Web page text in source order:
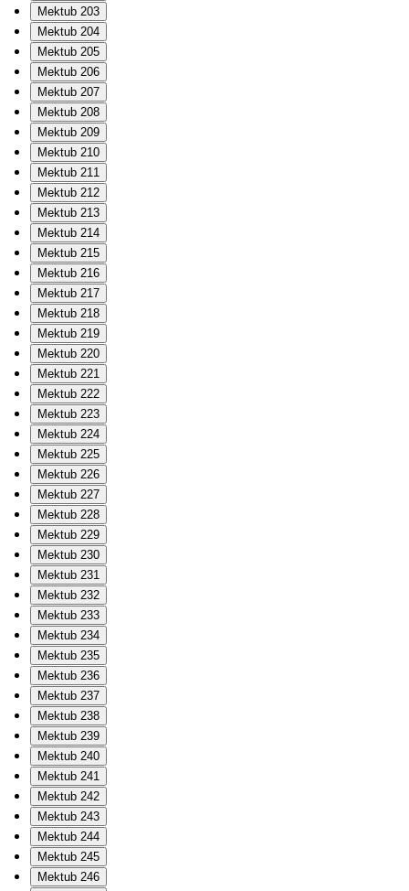
Mektub 203
Mektub 204
Mektub 205
Mektub 206
Mektub 207
Mektub 208
Mektub 209
Mektub 210
Mektub 211
Mektub 212
Mektub 213
Mektub 214
Mektub 215
Mektub 216
Mektub 217
Mektub 218
Mektub 219
Mektub 220
Mektub 221
Mektub 222
Mektub 223
Mektub 224
Mektub 225
Mektub 226
Mektub 227
Mektub 228
Mektub 229
Mektub 230
Mektub 231
Mektub 232
Mektub 233
Mektub 234
Mektub 235
Mektub 236
Mektub 237
Mektub 238
Mektub 239
Mektub 240
Mektub 241
Mektub 242
Mektub 243
Mektub 244
Mektub 245
Mektub 246